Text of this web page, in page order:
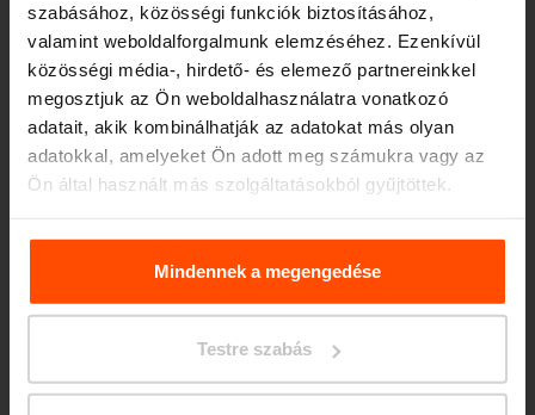
szabásához, közösségi funkciók biztosításához,
valamint weboldalforgalmunk elemzéséhez. Ezenkívül
közösségi média-, hirdető- és elemező partnereinkkel
megosztjuk az Ön weboldalhasználatra vonatkozó
adatait, akik kombinálhatják az adatokat más olyan
adatokkal, amelyeket Ön adott meg számukra vagy az
Ön által használt más szolgáltatásokból gyűjtöttek.
További információért kérjük, látogasson el aPrinciples
Relating to the Processing. Personal Data
Mindennek a megengedése
Testre szabás
Seattle – Popup park